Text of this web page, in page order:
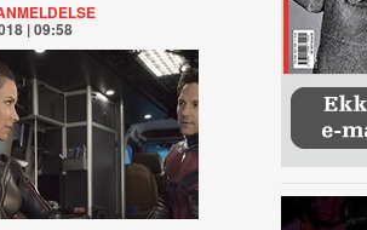
| 09:58